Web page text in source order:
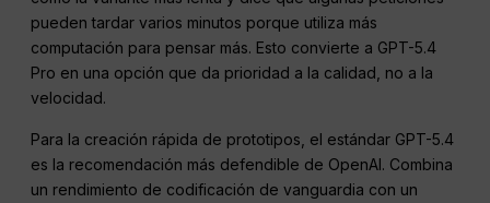
pueden tardar varios minutos porque utiliza más
computación para pensar más. Esto convierte a GPT-5.4
Pro en una opción que da prioridad a la calidad, no a la
velocidad.
Para la creación rápida de prototipos, el estándar GPT-5.4
es la recomendación más defendible de OpenAI. Combina
un rendimiento de codificación de vanguardia con un